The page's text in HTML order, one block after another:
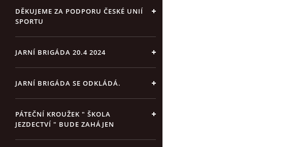
DĚKUJEME ZA PODPORU ČESKÉ UNIÍ
SPORTU
JARNÍ BRIGÁDA 20.4 2024
JARNÍ BRIGÁDA SE ODKLÁDÁ.
PÁTEČNÍ KROUŽEK " ŠKOLA
JEZDECTVÍ " BUDE ZAHÁJEN